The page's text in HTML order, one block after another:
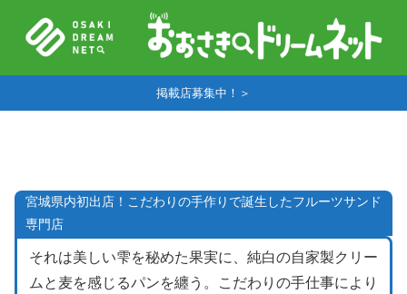
掲載店募集中！＞
宮城県内初出店！こだわりの手作りで誕生したフルーツサンド
専門店
それは美しい雫を秘めた果実に、純白の自家製クリー
ムと麦を感じるパンを纏う。こだわりの手仕事により